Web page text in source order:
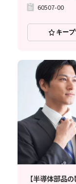
60507-00
キー
【半導体部品